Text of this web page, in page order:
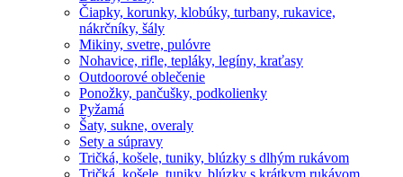
Čiapky, korunky, klobúky, turbany, rukavice,
nákrčníky, šály
Mikiny, svetre, pulóvre
Nohavice, rifle, tepláky, legíny, kraťasy
Outdoorové oblečenie
Ponožky, pančušky, podkolienky
Pyžamá
Šaty, sukne, overaly
Sety a súpravy
Tričká, košele, tuniky, blúzky s dlhým rukávom